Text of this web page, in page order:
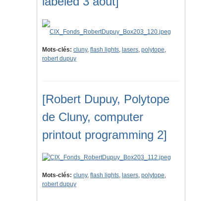
Mots-clés: cluny, flash lights, lasers, polytope,
robert dupuy
[Robert Dupuy, Polytope
de Cluny, computer
printout programming 2]
Mots-clés: cluny, flash lights, lasers, polytope,
robert dupuy